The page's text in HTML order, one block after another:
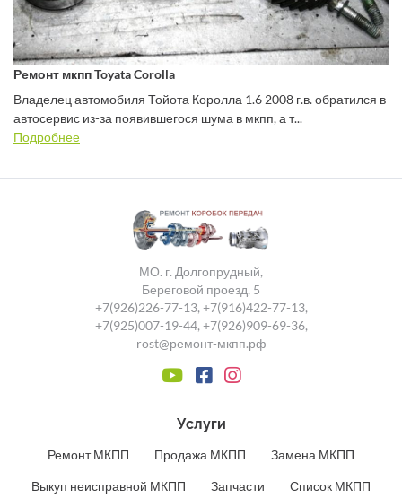
Ремонт мкпп Toyata Corolla
Владелец автомобиля Тойота Королла 1.6 2008 г.в. обратился в
автосервис из-за появившегося шума в мкпп, а т...
Подробнее
МО. г. Долгопрудный,
Береговой проезд, 5
+7(926)226-77-13, +7(916)422-77-13,
+7(925)007-19-44, +7(926)909-69-36,
rost@ремонт-мкпп.рф
Услуги
Ремонт МКПП Продажа МКПП Замена МКПП
Выкуп неисправной МКПП Запчасти Список МКПП